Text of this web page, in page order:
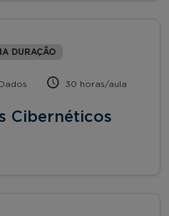
DURAÇÃO
30 horas/aula
Cibernéticos